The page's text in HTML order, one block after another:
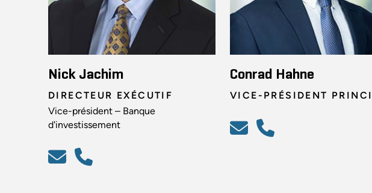
Nick Jachim
DIRECTEUR EXÉCUTIF
Vice-président – Banque
d'investissement
Conrad Hahne
VICE-PRÉSIDENT